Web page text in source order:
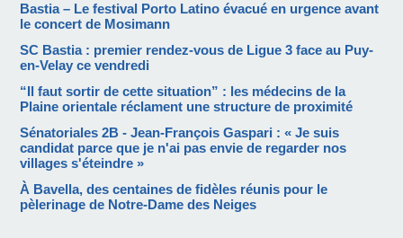
Bastia – Le festival Porto Latino évacué en urgence avant
le concert de Mosimann
SC Bastia : premier rendez-vous de Ligue 3 face au Puy-
en-Velay ce vendredi
“Il faut sortir de cette situation” : les médecins de la
Plaine orientale réclament une structure de proximité
Sénatoriales 2B - Jean-François Gaspari : « Je suis
candidat parce que je n'ai pas envie de regarder nos
villages s'éteindre »
À Bavella, des centaines de fidèles réunis pour le
pèlerinage de Notre-Dame des Neiges